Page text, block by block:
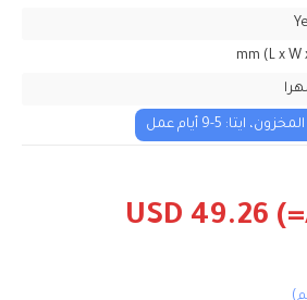
ايتا: 5-9 أيام عمل
USD 49.26